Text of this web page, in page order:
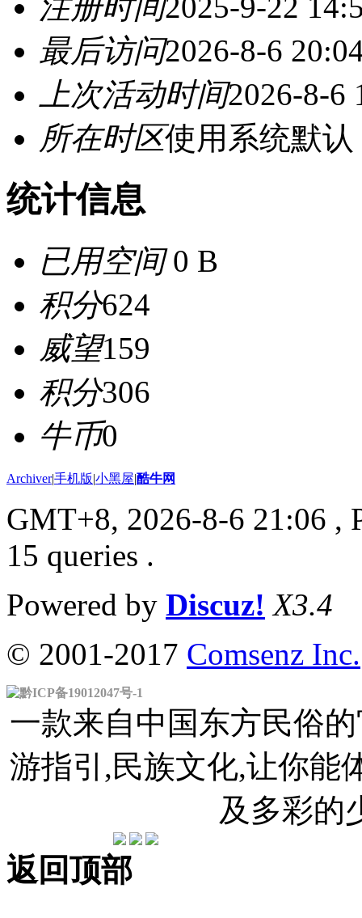
注册时间2025-9-22
最后访问2026-8-6
上次活动时间2026-8-6
所在时区使用系统默认
统计信息
已用空间0 B
积分624
威望159
积分306
牛币0
Archiver|手机版|小黑屋|酷牛网
GMT+8, 2026-8-6 21:06 ,
15 queries .
Powered by Discuz! X3.4
© 2001-2017 Comsenz Inc.
黔ICP备19012047号-1
一款来自中国东方民俗
游指引,民族文化,让你能
及多彩的
返回顶部